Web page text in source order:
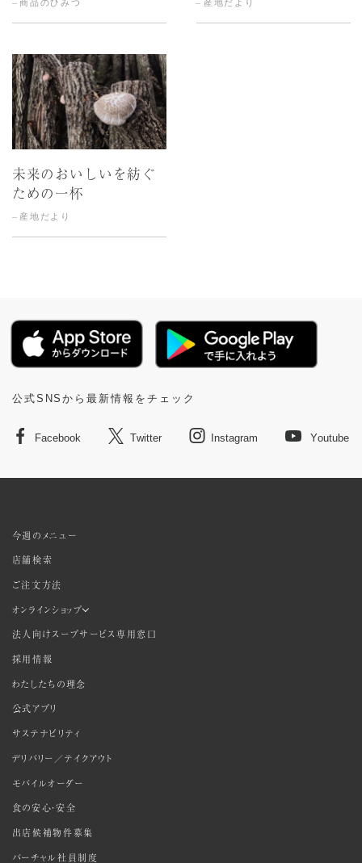
商品のひみつ 産地だより
未来のおいしいを紡ぐ
ための一杯
産地だより
公式SNSから最新情報をチェック
Facebook Twitter Instagram Youtube
今週のメニュー
店舗検索
ご注文方法
オンラインショップ
法人向けスープサービス専用窓口
採用情報
わたしたちの理念
公式アプリ
サステナビリティ
デリバリー／テイクアウト
モバイルオーダー
食の安心・安全
出店候補物件募集
バーチャル社員制度